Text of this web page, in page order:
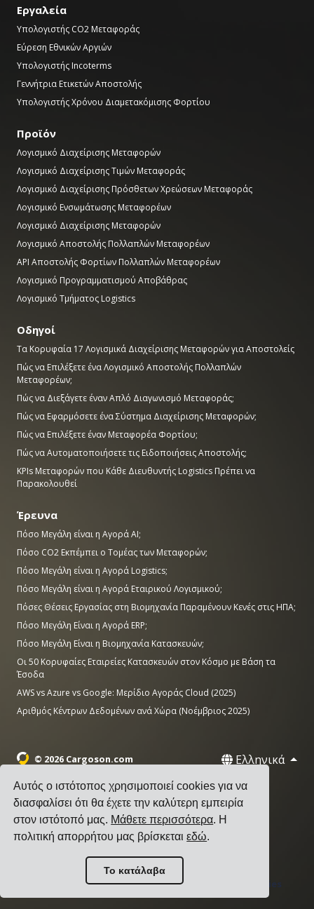
Αυτός ο ιστότοπος χρησιμοποιεί cookies για να
διασφαλίσει ότι θα έχετε την καλύτερη εμπειρία
στον ιστότοπό μας. Μάθετε περισσότερα. Η
πολιτική απορρήτου μας βρίσκεταιεδώ.
Το κατάλαβα
Εργαλεία
Υπολογιστής CO2 Μεταφοράς
Εύρεση Εθνικών Αργιών
Υπολογιστής Incoterms
Γεννήτρια Ετικετών Αποστολής
Υπολογιστής Χρόνου Διαμετακόμισης Φορτίου
Προϊόν
Λογισμικό Διαχείρισης Μεταφορών
Λογισμικό Διαχείρισης Τιμών Μεταφοράς
Λογισμικό Διαχείρισης Πρόσθετων Χρεώσεων Μεταφοράς
Λογισμικό Ενσωμάτωσης Μεταφορέων
Λογισμικό Διαχείρισης Μεταφορών
Λογισμικό Αποστολής Πολλαπλών Μεταφορέων
API Αποστολής Φορτίων Πολλαπλών Μεταφορέων
Λογισμικό Προγραμματισμού Αποβάθρας
Λογισμικό Τμήματος Logistics
Οδηγοί
Τα Κορυφαία 17 Λογισμικά Διαχείρισης Μεταφορών για Αποστολείς
Πώς να Επιλέξετε ένα Λογισμικό Αποστολής Πολλαπλών
Μεταφορέων;
Πώς να Διεξάγετε έναν Απλό Διαγωνισμό Μεταφοράς;
Πώς να Εφαρμόσετε ένα Σύστημα Διαχείρισης Μεταφορών;
Πώς να Επιλέξετε έναν Μεταφορέα Φορτίου;
Πώς να Αυτοματοποιήσετε τις Ειδοποιήσεις Αποστολής;
KPIs Μεταφορών που Κάθε Διευθυντής Logistics Πρέπει να
Παρακολουθεί
Έρευνα
Πόσο Μεγάλη είναι η Αγορά AI;
Πόσο CO2 Εκπέμπει ο Τομέας των Μεταφορών;
Πόσο Μεγάλη είναι η Αγορά Logistics;
Πόσο Μεγάλη είναι η Αγορά Εταιρικού Λογισμικού;
Πόσες Θέσεις Εργασίας στη Βιομηχανία Παραμένουν Κενές στις ΗΠΑ;
Πόσο Μεγάλη Είναι η Αγορά ERP;
Πόσο Μεγάλη Είναι η Βιομηχανία Κατασκευών;
Οι 50 Κορυφαίες Εταιρείες Κατασκευών στον Κόσμο με Βάση τα
Έσοδα
AWS vs Azure vs Google: Μερίδιο Αγοράς Cloud (2025)
Αριθμός Κέντρων Δεδομένων ανά Χώρα (Νοέμβριος 2025)
© 2026 Cargoson.com Ελληνικά
Καταχωρημένη ως Cargoson OÜ στην Εσθονία.
Αρ. Μητρώου: 14545832. ΦΠΑ: EE102137680.
Έδρα: Pärnu mnt. 141, 11314 Ταλίν, Εσθονία
|Πολιτική Απορρήτου Πολιτική Cookies